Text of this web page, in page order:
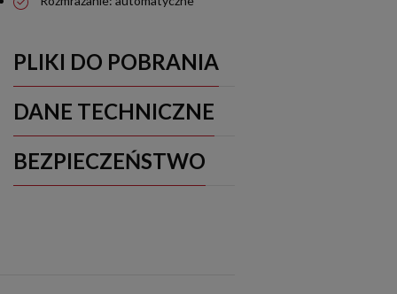
PLIKI DO POBRANIA
DANE TECHNICZNE
BEZPIECZEŃSTWO